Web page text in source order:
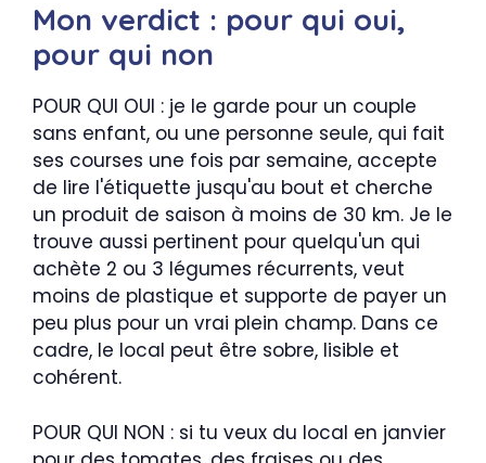
Mon verdict : pour qui oui,
pour qui non
POUR QUI OUI : je le garde pour un couple
sans enfant, ou une personne seule, qui fait
ses courses une fois par semaine, accepte
de lire l'étiquette jusqu'au bout et cherche
un produit de saison à moins de 30 km. Je le
trouve aussi pertinent pour quelqu'un qui
achète 2 ou 3 légumes récurrents, veut
moins de plastique et supporte de payer un
peu plus pour un vrai plein champ. Dans ce
cadre, le local peut être sobre, lisible et
cohérent.
POUR QUI NON : si tu veux du local en janvier